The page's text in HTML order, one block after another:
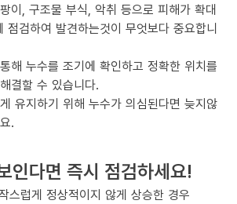
이, 구조물 부식, 악취 등으로 피해가 확대
점검하여 발견하는것이 무엇보다 중요합니
해 누수를 조기에 확인하고 정확한 위치를
결할 수 있습니다.
유지하기 위해 누수가 의심된다면 늦지않
.
인다면 즉시 점검하세요!
스럽게 정상적이지 않게 상승한 경우